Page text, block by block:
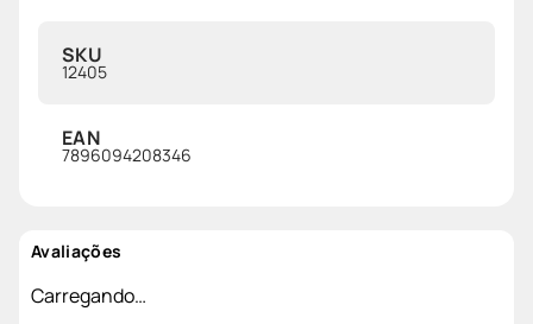
SKU
12405
EAN
7896094208346
Avaliações
Carregando…